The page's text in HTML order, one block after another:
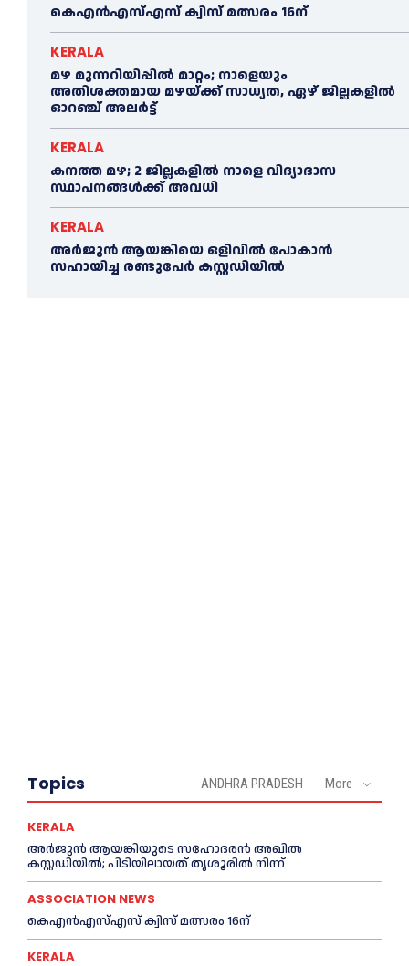
കെഎൻഎസ്എസ് ക്വിസ് മത്സരം 16ന്
KERALA
മഴ മുന്നറിയിപ്പിൽ മാറ്റം; നാളെയും
അതിശക്തമായ മഴയ്ക്ക് സാധ്യത, ഏഴ് ജില്ലകളിൽ
ഓറഞ്ച് അലർട്ട്
KERALA
കനത്ത മഴ; 2 ജില്ലകളില്‍ നാളെ വിദ്യാഭാസ
സ്ഥാപനങ്ങള്‍ക്ക് അവധി
KERALA
അര്‍ജുന്‍ ആയങ്കിയെ ഒളിവില്‍ പോകാന്‍
സഹായിച്ച രണ്ടുപേര്‍ കസ്റ്റഡിയില്‍
Topics ANDHRA PRADESH More
KERALA
അര്‍ജുന്‍ ആയങ്കിയുടെ സഹോദരന്‍ അഖില്‍
കസ്റ്റഡിയില്‍; പിടിയിലായത് തൃശൂരില്‍ നിന്ന്
ASSOCIATION NEWS
കെഎൻഎസ്എസ് ക്വിസ് മത്സരം 16ന്
KERALA